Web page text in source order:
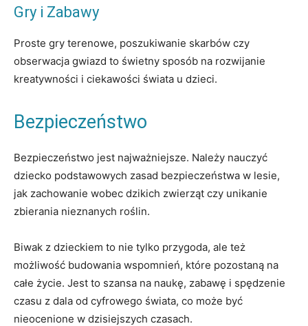
Gry i Zabawy
Proste gry terenowe, poszukiwanie skarbów czy
obserwacja gwiazd to świetny sposób na rozwijanie
kreatywności i ciekawości świata u dzieci.
Bezpieczeństwo
Bezpieczeństwo jest najważniejsze. Należy nauczyć
dziecko podstawowych zasad bezpieczeństwa w lesie,
jak zachowanie wobec dzikich zwierząt czy unikanie
zbierania nieznanych roślin.
Biwak z dzieckiem to nie tylko przygoda, ale też
możliwość budowania wspomnień, które pozostaną na
całe życie. Jest to szansa na naukę, zabawę i spędzenie
czasu z dala od cyfrowego świata, co może być
nieocenione w dzisiejszych czasach.